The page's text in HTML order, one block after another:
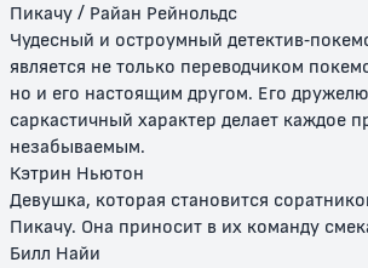
12+
Пикачу / Райан Рейнольдс
Чудесный и остроумный детектив-
является не только переводчиком
но и его настоящим другом. Его
саркастичный характер делает каждое
незабываемым.
Кэтрин Ньютон
Девушка, которая становится
Пикачу. Она приносит в их команду
Билл Найи